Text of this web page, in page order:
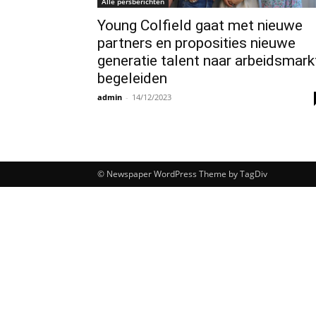
Young Colfield gaat met nieuwe
partners en proposities nieuwe
generatie talent naar
begeleiden
admin - 14/12/2023
© Newspaper WordPress Theme by TagDiv